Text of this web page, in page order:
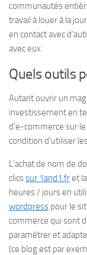
communautés
travail à louer à la
en contact avec
avec eux.
Quels outils
Autant ouvrir un
investissement en
d’e-commerce sur
condition d’utiliser
L’achat de nom de
clicssur 1and1.fret
heures / jours en
wordpress pour le
commerce qui sont
paramétrer et
(ce blog est par